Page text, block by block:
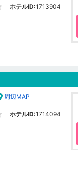
ホテルID:1713904
周辺MAP
ホテルID:1714094